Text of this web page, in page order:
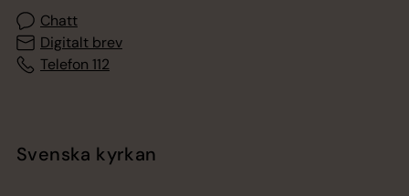
Chatt
Digitalt brev
Telefon 112
Svenska kyrkan